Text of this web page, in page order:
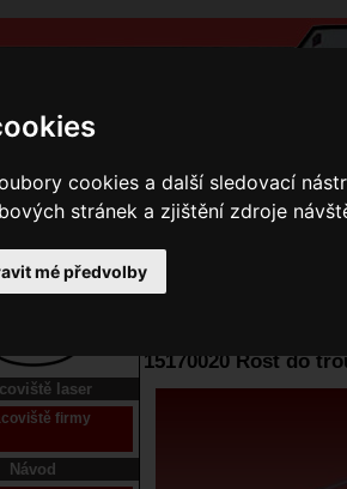
cookies a další sledovací
stránek a zjištění zdroje
mé předvolby
Kontakty
laser
firmy
Návod
15170020 Rošt do